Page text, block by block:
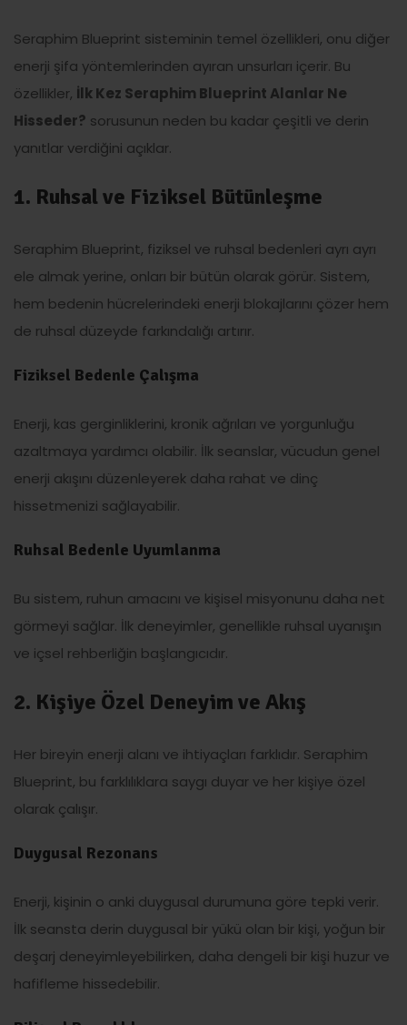
Seraphim Blueprint sisteminin temel özellikleri, onu diğer
enerji şifa yöntemlerinden ayıran unsurları içerir. Bu
özellikler, İlk Kez Seraphim Blueprint Alanlar Ne
Hisseder? sorusunun neden bu kadar çeşitli ve derin
yanıtlar verdiğini açıklar.
1. Ruhsal ve Fiziksel Bütünleşme
Seraphim Blueprint, fiziksel ve ruhsal bedenleri ayrı ayrı
ele almak yerine, onları bir bütün olarak görür. Sistem,
hem bedenin hücrelerindeki enerji blokajlarını çözer hem
de ruhsal düzeyde farkındalığı artırır.
Fiziksel Bedenle Çalışma
Enerji, kas gerginliklerini, kronik ağrıları ve yorgunluğu
azaltmaya yardımcı olabilir. İlk seanslar, vücudun genel
enerji akışını düzenleyerek daha rahat ve dinç
hissetmenizi sağlayabilir.
Ruhsal Bedenle Uyumlanma
Bu sistem, ruhun amacını ve kişisel misyonunu daha net
görmeyi sağlar. İlk deneyimler, genellikle ruhsal uyanışın
ve içsel rehberliğin başlangıcıdır.
2. Kişiye Özel Deneyim ve Akış
Her bireyin enerji alanı ve ihtiyaçları farklıdır. Seraphim
Blueprint, bu farklılıklara saygı duyar ve her kişiye özel
olarak çalışır.
Duygusal Rezonans
Enerji, kişinin o anki duygusal durumuna göre tepki verir.
İlk seansta derin duygusal bir yükü olan bir kişi, yoğun bir
deşarj deneyimleyebilirken, daha dengeli bir kişi huzur ve
hafifleme hissedebilir.